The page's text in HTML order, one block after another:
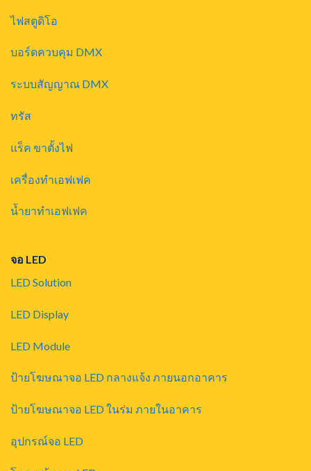
ไฟสตูดิโอ
บอร์ดควบคุม DMX
ระบบสัญญาณ DMX
ทรัส
แร็ค ขาตั้งไฟ
เครื่องทำเอฟเฟค
น้ำยาทำเอฟเฟค
จอ LED
LED Solution
LED Display
LED Module
ป้ายโฆษณาจอ LED กลางแจ้ง ภายนอกอาคาร
ป้ายโฆษณาจอ LED ในร่ม ภายในอาคาร
อุปกรณ์จอ LED